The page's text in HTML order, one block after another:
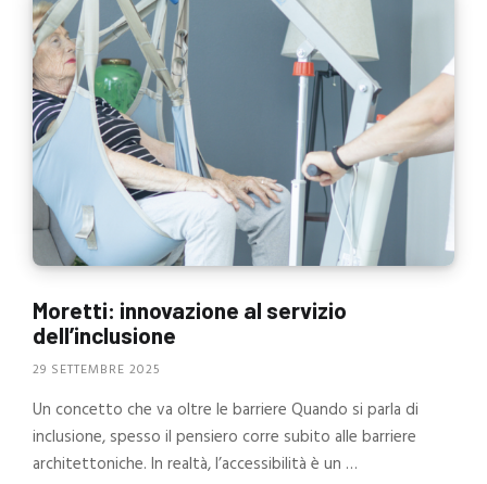
Moretti: innovazione al servizio
dell’inclusione
29 SETTEMBRE 2025
Un concetto che va oltre le barriere Quando si parla di
inclusione, spesso il pensiero corre subito alle barriere
architettoniche. In realtà, l’accessibilità è un …